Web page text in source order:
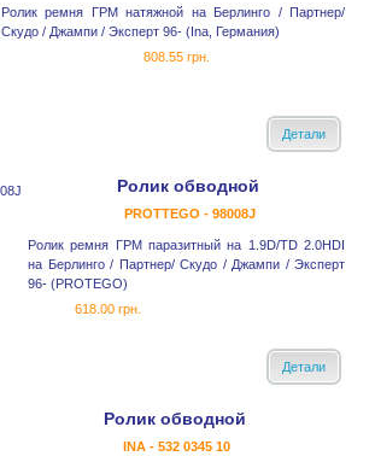
Ролик ремня ГРМ натяжной на Берлинго / Партнер/
Скудо / Джампи / Эксперт 96- (Ina, Германия)
808.55 грн.
Детали
Ролик обводной
PROTTEGO - 98008J
Ролик ремня ГРМ паразитный на 1.9D/TD 2.0HDI
на Берлинго / Партнер/ Скудо / Джампи / Эксперт
96- (PROTEGO)
618.00 грн.
Детали
Ролик обводной
INA - 532 0345 10